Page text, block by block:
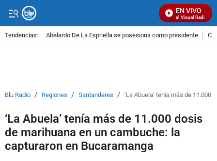
EN VIVO
Señal Visual Radio
Tendencias: Abelardo De La Espriella se posesiona como presidente
Blu Radio / Regiones / Santanderes / ‘La Abuela’ tenía más de
‘La Abuela’ tenía más de 11.000 dosis
de marihuana en un cambuche: la
capturaron en Bucaramanga